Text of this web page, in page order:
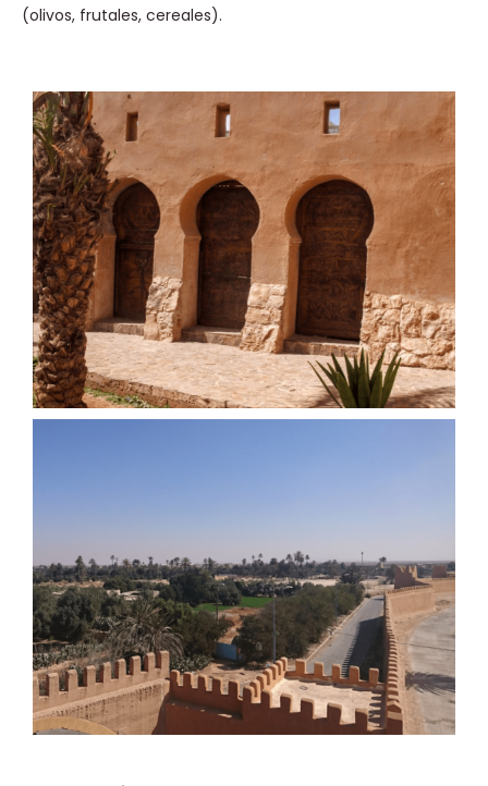
(olivos, frutales, cereales).